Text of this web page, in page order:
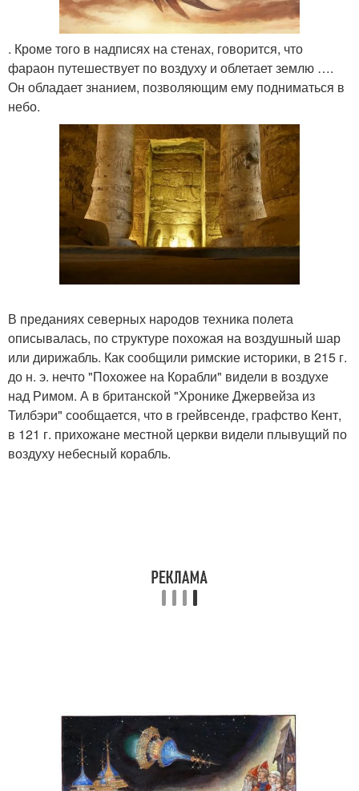
. Кроме того в надписях на стенах, говорится, что
фараон путешествует по воздуху и облетает землю ….
Он обладает знанием, позволяющим ему подниматься в
небо.
В преданиях северных народов техника полета
описывалась, по структуре похожая на воздушный шар
или дирижабль. Как сообщили римские историки, в 215 г.
до н. э. нечто "Похожее на Корабли" видели в воздухе
над Римом. А в британской "Хронике Джервейза из
Тилбэри" сообщается, что в грейвсенде, графство Кент,
в 121 г. прихожане местной церкви видели плывущий по
воздуху небесный корабль.